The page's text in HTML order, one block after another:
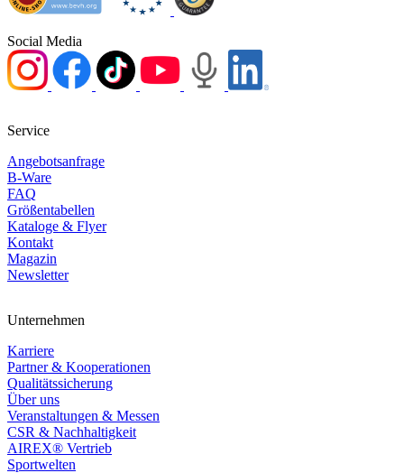
Social Media
Service
Angebotsanfrage
B-Ware
FAQ
Größentabellen
Kataloge & Flyer
Kontakt
Magazin
Newsletter
Unternehmen
Karriere
Partner & Kooperationen
Qualitätssicherung
Über uns
Veranstaltungen & Messen
CSR & Nachhaltigkeit
AIREX® Vertrieb
Sportwelten